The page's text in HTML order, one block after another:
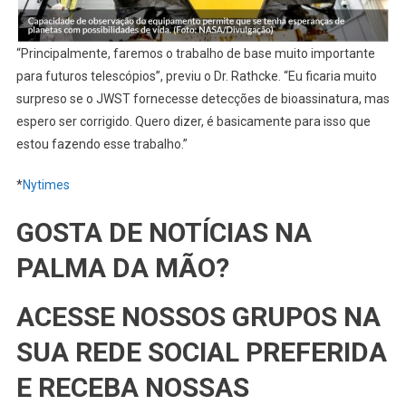
“Principalmente, faremos o trabalho de base muito importante
para futuros telescópios”, previu o Dr. Rathcke. “Eu ficaria muito
surpreso se o JWST fornecesse detecções de bioassinatura, mas
espero ser corrigido. Quero dizer, é basicamente para isso que
estou fazendo esse trabalho.”
*Nytimes
GOSTA DE NOTÍCIAS NA
PALMA DA MÃO?
ACESSE NOSSOS GRUPOS NA
SUA REDE SOCIAL PREFERIDA
E RECEBA NOSSAS